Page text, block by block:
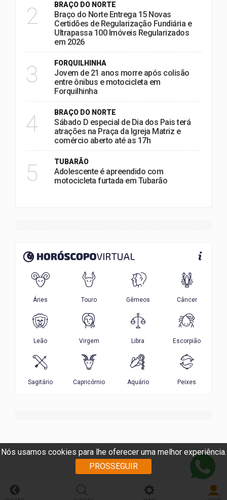
Nós usamos cookies para lhe oferecer uma melhor experiência.
PROSSEGUIR
2 BRAÇO DO NORTE
Braço do Norte Entrega 15 Novas
Certidões de Regularização Fundiária e
Ultrapassa 100 Imóveis Regularizados
em 2026
3 FORQUILHINHA
Jovem de 21 anos morre após colisão
entre ônibus e motocicleta em
Forquilhinha
4 BRAÇO DO NORTE
Sábado D especial de Dia dos Pais terá
atrações na Praça da Igreja Matriz e
comércio aberto até as 17h
5 TUBARÃO
Adolescente é apreendido com
motocicleta furtada em Tubarão